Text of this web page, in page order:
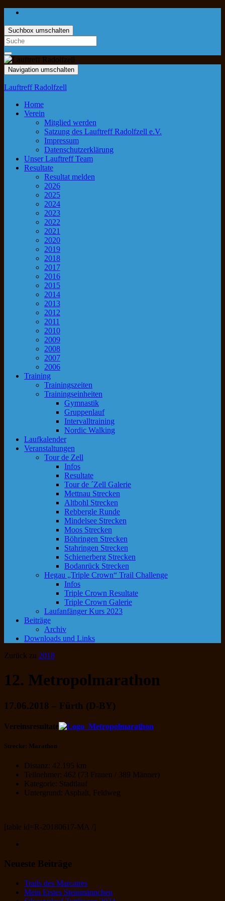
Suchbox umschalten
Navigation umschalten
Lauftreff Radolfzell
Home
Verein
Mitglied werden
Satzung des Lauftreff Radolfzell e.V.
Impressum
Datenschutzerklärung
Unser Lauftreff Team
Resultate
Resultat melden
2026
2025
2024
2023
2022
2021
2020
2019
2018
2017
2016
2015
2014
2013
2012
2011
2010
2009
2008
2007
2006
Training
Trainingszeiten
Trainingseinheiten
Gymnastik
Gruppenlauf
Intervalltraining
Nordic Walking
Laufkalender
Veranstaltungen
Tour de Zell
Infos
Resultate
Tour de ´Zell Galerie
Mettnau Strecken
Altbohl Strecken
Rebbergle Runde
Mindelsee Strecken
Moos Strecken
Böhringen Strecken
Stahringen Strecken
Schienerberg Strecken
Bodanrück Strecken
Hegau „Triple Crown“ Trail Challenge
Infos
Triple Crown Resultate
Triple Crown Galerie
Laufanfänger Kurs 2023
Beiträge
Archiv
Downloads und Links
Zurück zu 2018
12. Metropolmarathon
17.06.2018 – Fürth (D-BY)
Vereinsresultate
Strecke: Marathon
Distanz: 42.195 km
Teilnehmer: 462 (73 Frauen / 389 Männer)
Kategorie: Stadtlauf
Untergrund: Asphalt, Feldweg
[table id=R-20180617-MA /]
Neueste Beiträge
Trails des Marcaires
Mein Erstes Steinmännchen